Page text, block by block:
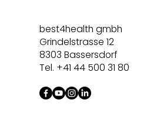
best4health gmbh
Grindelstrasse 12
8303 Bassersdorf
Tel. +41 44 500 31 80